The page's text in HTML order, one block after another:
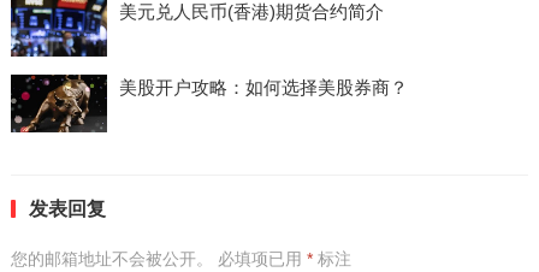
美元兑人民币(香港)期货合约简介
美股开户攻略：如何选择美股券商？
发表回复
您的邮箱地址不会被公开。 必填项已用 *标注